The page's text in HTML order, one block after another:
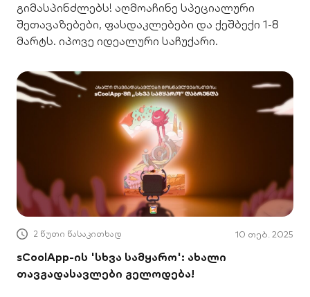
გიმასპინძლებს! აღმოაჩინე სპეციალური
შეთავაზებები, ფასდაკლებები და ქეშბექი 1-8
მარტს. იპოვე იდეალური საჩუქარი.
2 წუთი წასაკითხად 10 თებ. 2025
sCoolApp-ის 'სხვა სამყარო': ახალი
თავგადასავლები გელოდება!